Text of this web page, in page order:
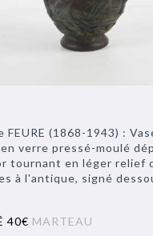
FEURE (1868-1943) :
verre pressé-moulé
tournant en léger relief
à l'antique, signé
40€ MARTEAU